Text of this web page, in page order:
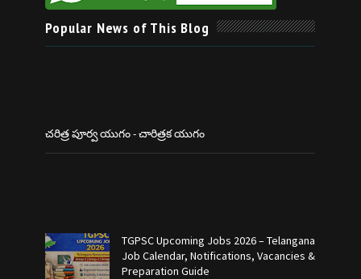
Popular News of This Blog
చరిత్ర పూర్వ యుగం - చారిత్రక యుగం
TGPSC Upcoming Jobs 2026 – Telangana
Job Calendar, Notifications, Vacancies &
Preparation Guide